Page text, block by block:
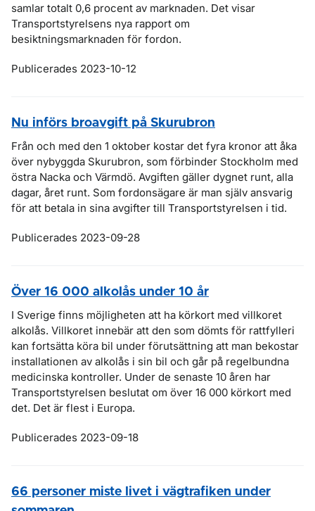
samlar totalt 0,6 procent av marknaden. Det visar
Transportstyrelsens nya rapport om
besiktningsmarknaden för fordon.
Publicerades 2023-10-12
Nu införs broavgift på Skurubron
Från och med den 1 oktober kostar det fyra kronor att åka
över nybyggda Skurubron, som förbinder Stockholm med
östra Nacka och Värmdö. Avgiften gäller dygnet runt, alla
dagar, året runt. Som fordonsägare är man själv ansvarig
för att betala in sina avgifter till Transportstyrelsen i tid.
Publicerades 2023-09-28
Över 16 000 alkolås under 10 år
I Sverige finns möjligheten att ha körkort med villkoret
alkolås. Villkoret innebär att den som dömts för rattfylleri
kan fortsätta köra bil under förutsättning att man bekostar
installationen av alkolås i sin bil och går på regelbundna
medicinska kontroller. Under de senaste 10 åren har
Transportstyrelsen beslutat om över 16 000 körkort med
det. Det är flest i Europa.
Publicerades 2023-09-18
66 personer miste livet i vägtrafiken under